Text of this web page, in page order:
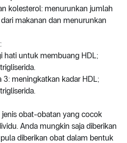
kolesterol: menurunkan jumlah
makanan dan menurunkan
hati untuk membuang HDL;
3: meningkatkan kadar HDL;
obat-obatan yang cocok
Anda mungkin saja diberikan
diberikan obat dalam bentuk